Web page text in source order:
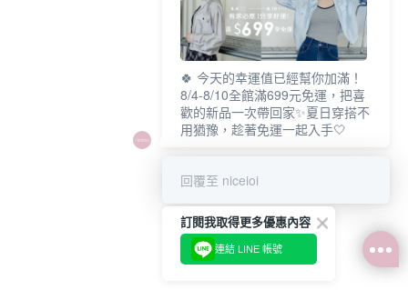
🍀 今天的幸運值已經幫你加滿！
8/4-8/10全館滿699元免運，把喜
歡的新品一次帶回家✨夏日穿搭不
用猶豫，趁著免運一起入手🤍
回覆至 niceioi
訂閱我取得更多優惠內容
連結 LINE 帳號